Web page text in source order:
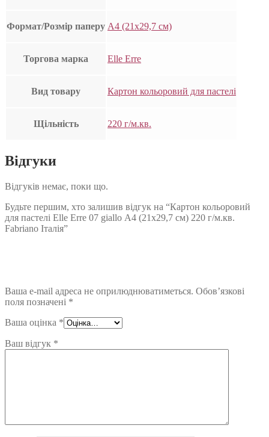
Формат/Розмір паперу А4 (21х29,7 см)
Торгова марка Elle Erre
Вид товару Картон кольоровий для пастелі
Щільність 220 г/м.кв.
Відгуки
Відгуків немає, поки що.
Будьте першим, хто залишив відгук на “Картон кольоровий
для пастелі Elle Erre 07 giallo А4 (21х29,7 см) 220 г/м.кв.
Fabriano Італія”
Ваша e-mail адреса не оприлюднюватиметься. Обов’язкові
поля позначені *
Ваша оцінка *
Ваш відгук *